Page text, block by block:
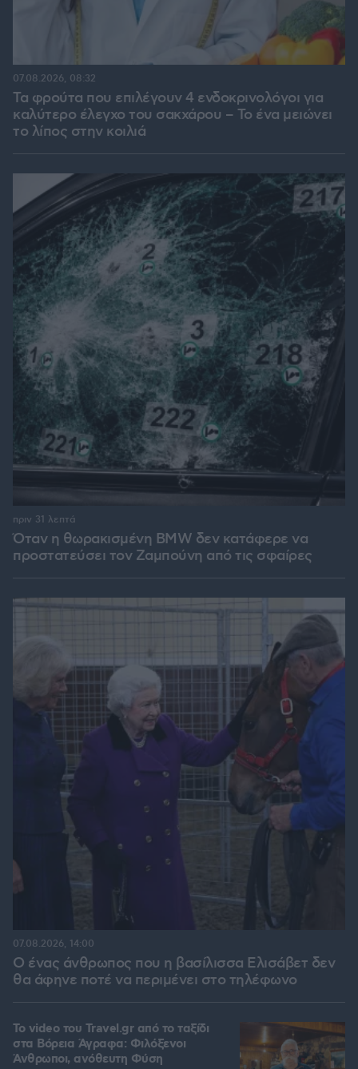
Τα φρούτα που επιλέγουν 4 ενδοκρινολόγοι για
καλύτερο έλεγχο του σακχάρου – Το ένα μειώνει
το λίπος στην κοιλιά
07.08.2026, 08:32
Όταν η θωρακισμένη BMW δεν κατάφερε να
προστατεύσει τον Ζαμπούνη από τις σφαίρες
πριν 31 λεπτά
Ο ένας άνθρωπος που η βασίλισσα Ελισάβετ δεν
θα άφηνε ποτέ να περιμένει στο τηλέφωνο
07.08.2026, 14:00
To video του Travel.gr από το ταξίδι
στα Βόρεια Άγραφα: Φιλόξενοι
Άνθρωποι, ανόθευτη Φύση